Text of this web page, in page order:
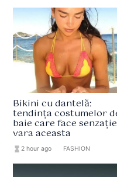
Bikini cu dantelă:
tendința costumelor
baie care face senzație
vara aceasta
hourglass_full 2 hour ago FASHION